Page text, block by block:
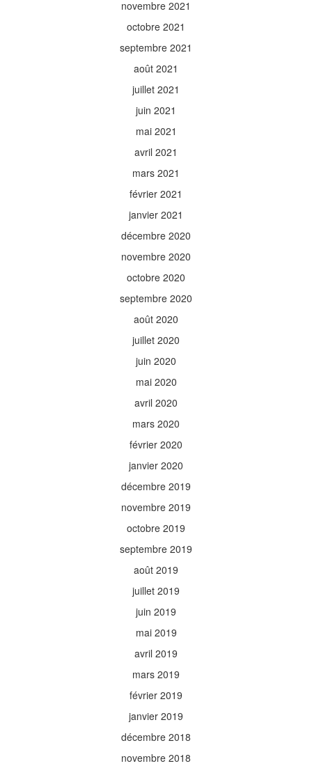
novembre 2021
octobre 2021
septembre 2021
août 2021
juillet 2021
juin 2021
mai 2021
avril 2021
mars 2021
février 2021
janvier 2021
décembre 2020
novembre 2020
octobre 2020
septembre 2020
août 2020
juillet 2020
juin 2020
mai 2020
avril 2020
mars 2020
février 2020
janvier 2020
décembre 2019
novembre 2019
octobre 2019
septembre 2019
août 2019
juillet 2019
juin 2019
mai 2019
avril 2019
mars 2019
février 2019
janvier 2019
décembre 2018
novembre 2018